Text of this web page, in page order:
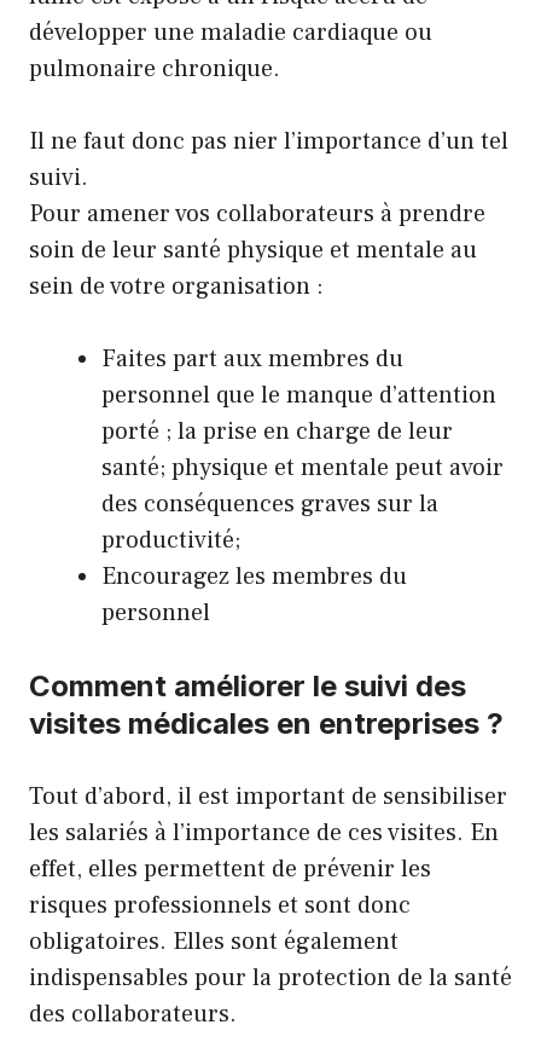
développer une maladie cardiaque ou
pulmonaire chronique.
Il ne faut donc pas nier l’importance d’un tel
suivi.
Pour amener vos collaborateurs à prendre
soin de leur santé physique et mentale au
sein de votre organisation :
Faites part aux membres du
personnel que le manque d’attention
porté ; la prise en charge de leur
santé; physique et mentale peut avoir
des conséquences graves sur la
productivité;
Encouragez les membres du
personnel
Comment améliorer le suivi des
visites médicales en entreprises ?
Tout d’abord, il est important de sensibiliser
les salariés à l’importance de ces visites. En
effet, elles permettent de prévenir les
risques professionnels et sont donc
obligatoires. Elles sont également
indispensables pour la protection de la santé
des collaborateurs.